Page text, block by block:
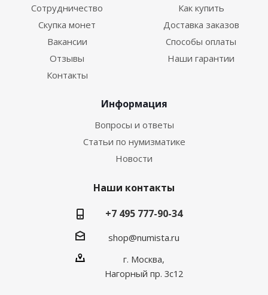
Сотрудничество
Скупка монет
Вакансии
Отзывы
Контакты
Как купить
Доставка заказов
Способы оплаты
Наши гарантии
Информация
Вопросы и ответы
Статьи по нумизматике
Новости
Наши контакты
+7 495 777-90-34
shop@numista.ru
г. Москва,
Нагорный пр. 3с12